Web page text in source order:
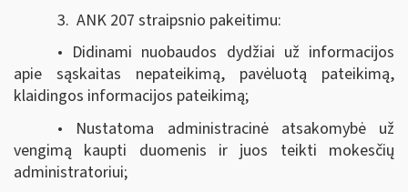
3. ANK 207 straipsnio pakeitimu:
• Didinami nuobaudos dydžiai už informacijos
apie sąskaitas nepateikimą, pavėluotą pateikimą,
klaidingos informacijos pateikimą;
• Nustatoma administracinė atsakomybė už
vengimą kaupti duomenis ir juos teikti mokesčių
administratoriui;